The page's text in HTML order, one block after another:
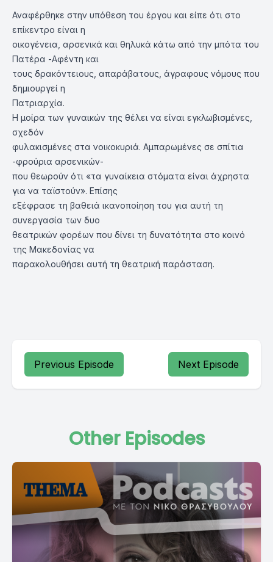
Αναφέρθηκε στην υπόθεση του έργου και είπε ότι στο
επίκεντρο είναι η
οικογένεια, αρσενικά και θηλυκά κάτω από την μπότα του
Πατέρα -Αφέντη και
τους δρακόντειους, απαράβατους, άγραφους νόμους που
δημιουργεί η
Πατριαρχία.
Η μοίρα των γυναικών της θέλει να είναι εγκλωβισμένες,
σχεδόν
φυλακισμένες στα νοικοκυριά. Αμπαρωμένες σε σπίτια
-φρούρια αρσενικών-
που θεωρούν ότι «τα γυναίκεια στόματα είναι άχρηστα
για να ταϊστούν». Επίσης
εξέφρασε τη βαθειά ικανοποίηση του για αυτή τη
συνεργασία των δυο
θεατρικών φορέων που δίνει τη δυνατότητα στο κοινό
της Μακεδονίας να
παρακολουθήσει αυτή τη θεατρική παράσταση.
Previous Episode Next Episode
Other Episodes